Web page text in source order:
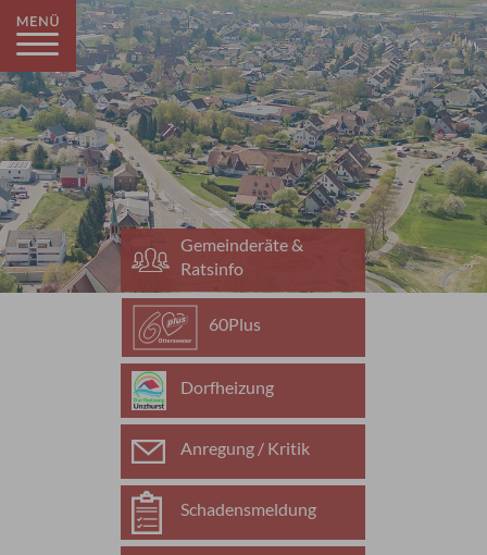
Gemeinderäte &
Ratsinfo
60Plus
Dorfheizung
Anregung / Kritik
Schadensmeldung